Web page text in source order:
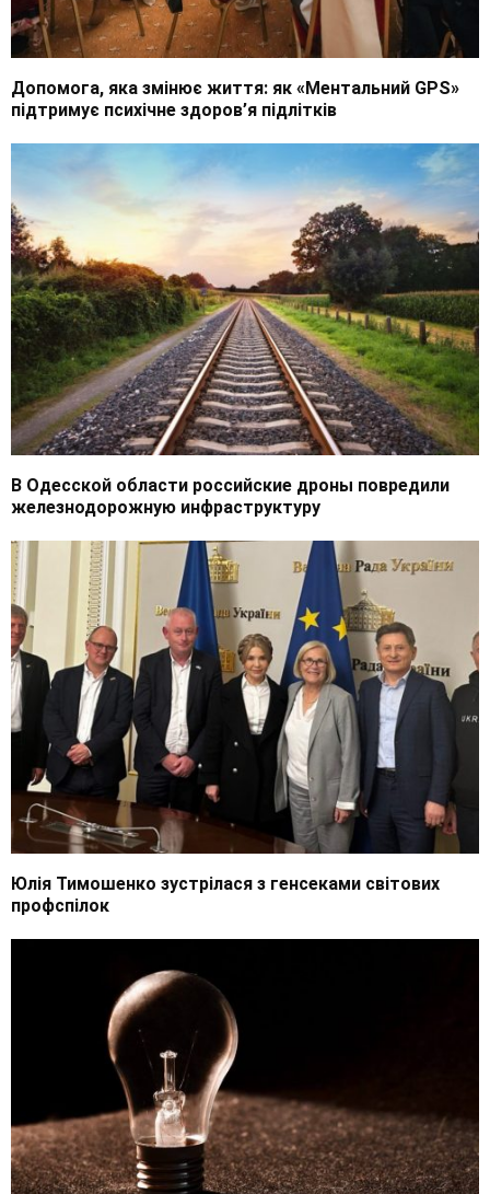
Допомога, яка змінює життя: як «Ментальний GPS»
підтримує психічне здоров’я підлітків
В Одесской области российские дроны повредили
железнодорожную инфраструктуру
Юлія Тимошенко зустрілася з генсеками світових
профспілок